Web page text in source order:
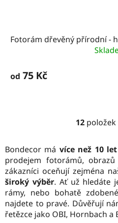
Fotorám dřevěný přírodní -
od 75 Kč
O
l
á
d
a
c
í
p
12 položek
Bondecor má více než 10
prodejem fotorámů,
zákazníci oceňují zejména
široký výběr. Ať už hledáte
rámy, nebo bohatě
najdete to pravé. Důvěřují
řetězce jako OBI, Hornbach a